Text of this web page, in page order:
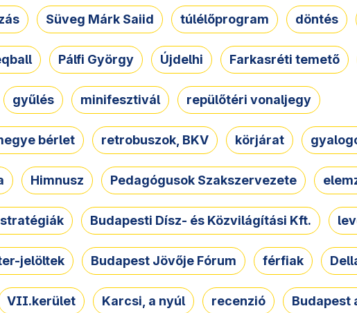
Süveg Márk Saiid túlélőprogram döntés
Pálfi György Újdelhi Farkasréti temető
gyűlés minifesztivál repülőtéri vonaljegy
bérlet retrobuszok, BKV körjárat
Himnusz Pedagógusok Szakszervezete
Budapesti Dísz- és Közvilágítási Kft.
jelöltek Budapest Jövője Fórum férfiak
VII.kerület Karcsi, a nyúl recenzió Budapest